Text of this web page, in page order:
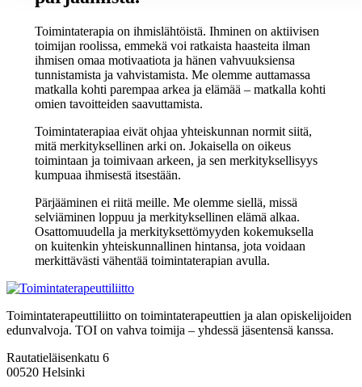
Toimintaterapia on ihmislähtöistä. Ihminen on aktiivisen
toimijan roolissa, emmekä voi ratkaista haasteita ilman
ihmisen omaa motivaatiota ja hänen vahvuuksiensa
tunnistamista ja vahvistamista. Me olemme auttamassa
matkalla kohti parempaa arkea ja elämää – matkalla kohti
omien tavoitteiden saavuttamista.
Toimintaterapiaa eivät ohjaa yhteiskunnan normit siitä,
mitä merkityksellinen arki on. Jokaisella on oikeus
toimintaan ja toimivaan arkeen, ja sen merkityksellisyys
kumpuaa ihmisestä itsestään.
Pärjääminen ei riitä meille. Me olemme siellä, missä
selviäminen loppuu ja merkityksellinen elämä alkaa.
Osattomuudella ja merkityksettömyyden kokemuksella
on kuitenkin yhteiskunnallinen hintansa, jota voidaan
merkittävästi vähentää toimintaterapian avulla.
Toimintaterapeuttiliitto on toimintaterapeuttien ja alan opiskelijoiden
edunvalvoja. TOI on vahva toimija – yhdessä jäsentensä kanssa.
Rautatieläisenkatu 6
00520 Helsinki